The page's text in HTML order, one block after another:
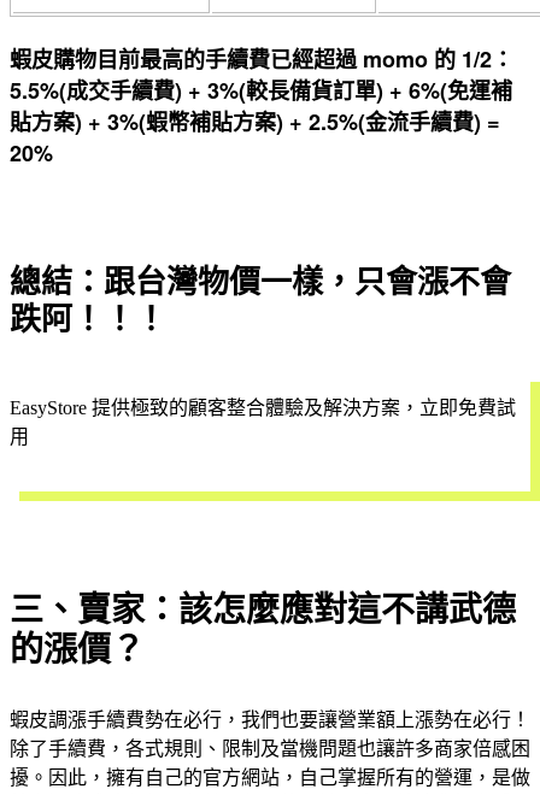
蝦皮購物目前最高的手續費已經超過 momo 的 1/2：
5.5%(成交手續費) + 3%(較長備貨訂單) + 6%(免運補
貼方案) + 3%(蝦幣補貼方案) + 2.5%(金流手續費) =
20%
總結：跟台灣物價一樣，只會漲不會
跌阿！！！
EasyStore 提供極致的顧客整合體驗及解決方案，立即免費試
用
三、賣家：該怎麼應對這不講武德
的漲價？
蝦皮調漲手續費勢在必行，我們也要讓營業額上漲勢在必行！
除了手續費，各式規則、限制及當機問題也讓許多商家倍感困
擾。因此，擁有自己的官方網站，自己掌握所有的營運，是做